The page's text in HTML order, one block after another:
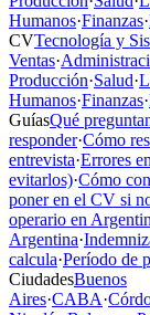
Humanos·Finanzas·
CVTecnología y
Ventas·
Producción·Salud·
Humanos·Finanzas·
GuíasQué
responder·Cómo
entrevista·Errores
evitarlos)·Cómo
poner en el CV si
operario en
Argentina·
calcula·Período de
CiudadesBuenos
Aires·CABA·